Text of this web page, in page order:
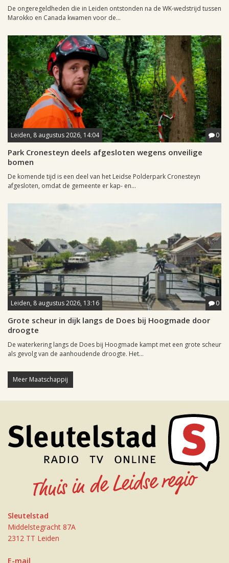
De ongeregeldheden die in Leiden ontstonden na de WK-wedstrijd tussen
Marokko en Canada kwamen voor de...
Leiden, 8 augustus 2026, 14:04 0
Park Cronesteyn deels afgesloten wegens onveilige
bomen
De komende tijd is een deel van het Leidse Polderpark Cronesteyn
afgesloten, omdat de gemeente er kap- en...
Leiden, 8 augustus 2026, 13:16 0
Grote scheur in dijk langs de Does bij Hoogmade door
droogte
De waterkering langs de Does bij Hoogmade kampt met een grote scheur
als gevolg van de aanhoudende droogte. Het...
Meer Maatschappij
Sleutelstad
Middelstegracht 87A
2312 TT Leiden
E-mail